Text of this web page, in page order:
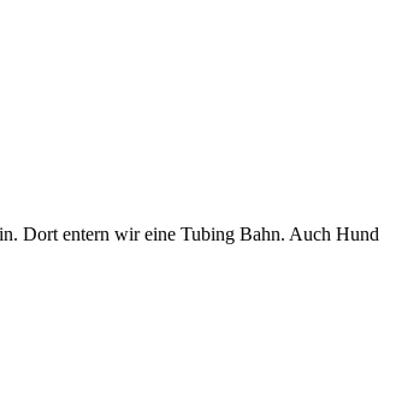
Dort entern wir eine Tubing Bahn. Auch Hund